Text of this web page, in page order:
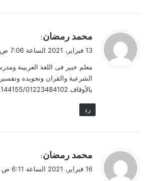
ل
محمد رمضان:
13 فبراير، 2021 الساعة 7:06 ص
معلم خبير فى اللغة العربيىة
الشرعية والقران وتجويده
بالأوقاف 01094525175/01118144155/01223484102
رد
محمد رمضان:
16 فبراير، 2021 الساعة 6:11 ص